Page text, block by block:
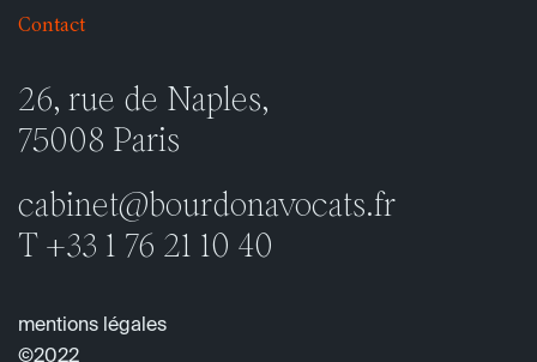
26, rue de Naples,
75008 Paris
cabinet@bourdonavocats.fr
T +33 1 76 21 10 40
mentions légales
©2022